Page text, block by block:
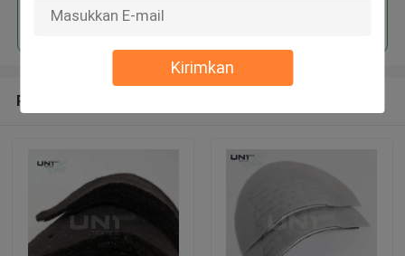
Kirimkan
Terus
Rekomendasi Produk